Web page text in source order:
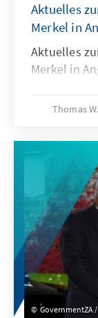
Aktuelles
Merkel in
Aktuelles
Merkel in
Thomas
GovernmentZA /